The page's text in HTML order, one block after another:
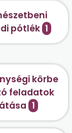
pótlék 1
körbe
feladatok
1